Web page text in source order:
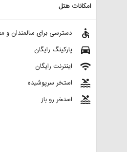
امکانات هتل
accessible دسترسی برای سالمندان و
directions_car پارکینگ رایگان
wifi اینترنت رایگان
pool استخر سرپوشیده
pool استخر رو باز